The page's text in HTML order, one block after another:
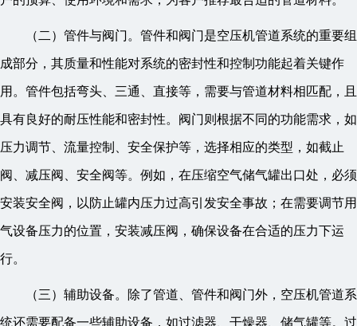
（二）管件与阀门。管件和阀门是空压机管道系统的重要组
成部分，其质量和性能对系统的密封性和控制功能起着关键作
用。管件包括弯头、三通、直接等，需要与管道材料相匹配，且
具有良好的耐压性能和密封性。阀门则根据不同的功能需求，如
压力调节、流量控制、安全保护等，选择相应的类型，如截止
阀、减压阀、安全阀等。例如，在压缩空气储气罐出口处，必须
安装安全阀，以防止罐内压力过高引发安全事故；在需要调节用
气设备压力的位置，安装减压阀，确保设备在合适的压力下运
行。
（三）辅助设备。除了管道、管件和阀门外，空压机管道系
统还需要配备一些辅助设备，如过滤器、干燥器、储气罐等。过